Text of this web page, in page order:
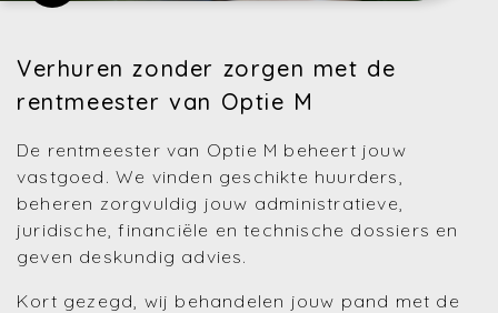
Verhuren zonder zorgen met de
rentmeester van Optie M
De rentmeester van Optie M beheert jouw
vastgoed. We vinden geschikte huurders,
beheren zorgvuldig jouw administratieve,
juridische, financiële en technische dossiers en
geven deskundig advies.
Kort gezegd, wij behandelen jouw pand met de